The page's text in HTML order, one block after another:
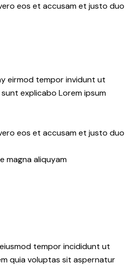
eos et accusam et justo duo
eirmod tempor invidunt ut
explicabo Lorem ipsum
eos et accusam et justo duo
magna aliquyam
tempor incididunt ut
quia voluptas sit aspernatur